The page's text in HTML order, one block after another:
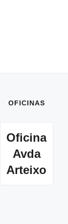
OFICINAS
Oficina
Avda
Arteixo